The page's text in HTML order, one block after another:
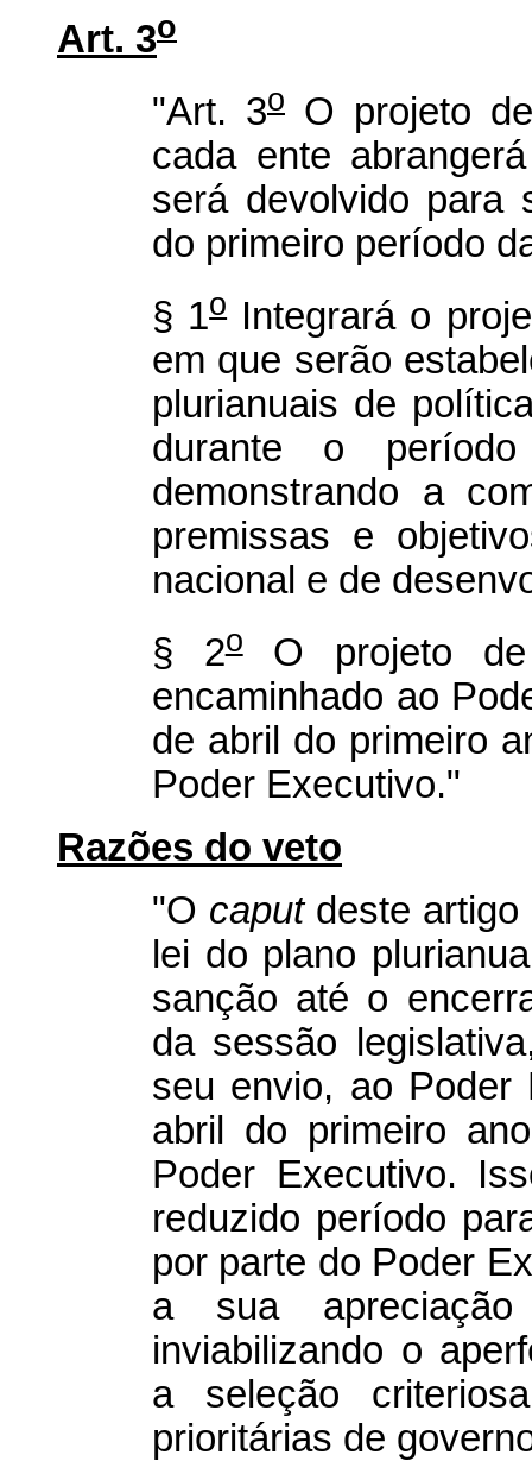
Art. 3o
"Art. 3o O projeto
cada ente
será devolvido para
do primeiro período
§ 1oIntegrará o
em que serão
plurianuais de
durante o
demonstrando a
premissas e
nacional e de
§ 2oO projeto
encaminhado ao
de abril do primeiro
Poder Executivo."
Razões do veto
"O caputdeste artigo
lei do plano
sanção até o
da sessão
seu envio, ao
abril do primeiro
Poder Executivo.
reduzido período
por parte do Poder
a sua
inviabilizando o
a seleção
prioritárias de